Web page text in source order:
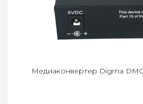
Медиаконвертер Digma